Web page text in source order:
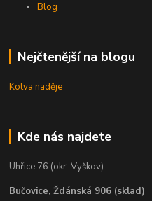
Blog
Nejčtenější na blogu
Kotva naděje
Kde nás najdete
Uhřice 76 (okr. Vyškov)
Bučovice, Ždánská 906 (sklad)